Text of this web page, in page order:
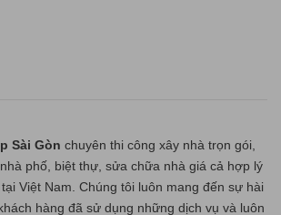
Sài Gòn chuyên thi công xây nhà trọn gói,
phố, biệt thự, sửa chữa nhà giá cả hợp lý
Việt Nam. Chúng tôi luôn mang đến sự hài
hàng đã sử dụng những dịch vụ và luôn